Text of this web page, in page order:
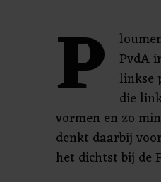
P
PvdA
linkse
die
vormen en zo
denkt daarbij
het dichtst bij de